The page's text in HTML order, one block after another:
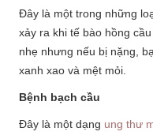
Đây là một trong những
xảy ra khi tế bào hồng
nhẹ nhưng nếu bị nặng,
xanh xao và mệt mỏi.
Bệnh bạch cầu
Đây là một dạng ung thư